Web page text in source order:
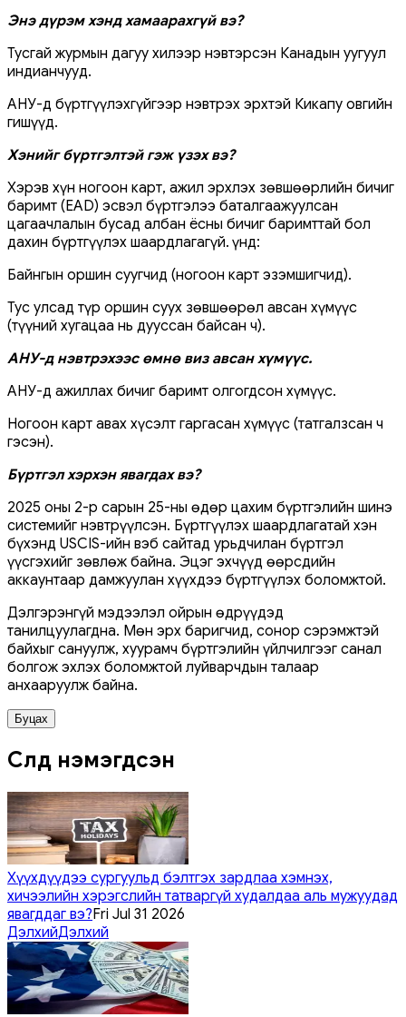
Энэ дүрэм хэнд хамаарахгүй вэ?
Тусгай журмын дагуу хилээр нэвтэрсэн Канадын уугуул
индианчууд.
АНУ-д бүртгүүлэхгүйгээр нэвтрэх эрхтэй Кикапу овгийн
гишүүд.
Хэнийг бүртгэлтэй гэж үзэх вэ?
Хэрэв хүн ногоон карт, ажил эрхлэх зөвшөөрлийн бичиг
баримт (EAD) эсвэл бүртгэлээ баталгаажуулсан
цагаачлалын бусад албан ёсны бичиг баримттай бол
дахин бүртгүүлэх шаардлагагүй. Үүнд:
Байнгын оршин суугчид (ногоон карт эзэмшигчид).
Тус улсад түр оршин суух зөвшөөрөл авсан хүмүүс
(түүний хугацаа нь дууссан байсан ч).
АНУ-д нэвтрэхээс өмнө виз авсан хүмүүс.
АНУ-д ажиллах бичиг баримт олгогдсон хүмүүс.
Ногоон карт авах хүсэлт гаргасан хүмүүс (татгалзсан ч
гэсэн).
Бүртгэл хэрхэн явагдах вэ?
2025 оны 2-р сарын 25-ны өдөр цахим бүртгэлийн шинэ
системийг нэвтрүүлсэн. Бүртгүүлэх шаардлагатай хэн
бүхэнд USCIS-ийн вэб сайтад урьдчилан бүртгэл
үүсгэхийг зөвлөж байна. Эцэг эхчүүд өөрсдийн
аккаунтаар дамжуулан хүүхдээ бүртгүүлэх боломжтой.
Дэлгэрэнгүй мэдээлэл ойрын өдрүүдэд
танилцуулагдна. Мөн эрх баригчид, сонор сэрэмжтэй
байхыг сануулж, хуурамч бүртгэлийн үйлчилгээг санал
болгож эхлэх боломжтой луйварчдын талаар
анхааруулж байна.
Буцах
Сүүлд нэмэгдсэн
Хүүхдүүдээ сургуульд бэлтгэх зардлаа хэмнэх,
хичээлийн хэрэгслийн татваргүй худалдаа аль мужуудад
явагддаг вэ?Fri Jul 31 2026
ДэлхийДэлхий